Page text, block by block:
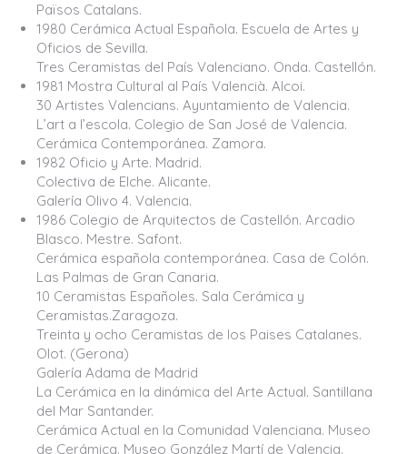
Països Catalans.
1980 Cerámica Actual Española. Escuela de Artes y
Oficios de Sevilla.
Tres Ceramistas del País Valenciano. Onda. Castellón.
1981 Mostra Cultural al País Valencià. Alcoi.
30 Artistes Valencians. Ayuntamiento de Valencia.
L’art a l’escola. Colegio de San José de Valencia.
Cerámica Contemporánea. Zamora.
1982 Oficio y Arte. Madrid.
Colectiva de Elche. Alicante.
Galería Olivo 4. Valencia.
1986 Colegio de Arquitectos de Castellón. Arcadio
Blasco. Mestre. Safont.
Cerámica española contemporánea. Casa de Colón.
Las Palmas de Gran Canaria.
10 Ceramistas Españoles. Sala Cerámica y
Ceramistas.Zaragoza.
Treinta y ocho Ceramistas de los Paises Catalanes.
Olot. (Gerona)
Galería Adama de Madrid
La Cerámica en la dinámica del Arte Actual. Santillana
del Mar Santander.
Cerámica Actual en la Comunidad Valenciana. Museo
de Cerámica. Museo González Martí de Valencia.